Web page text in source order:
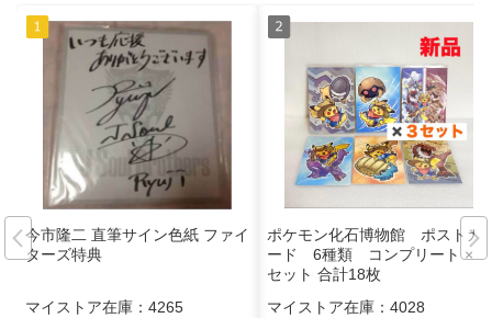
今市隆二 直筆サイン色紙 ファイ
ターズ特典
マイストア在庫： 4265
ポケモン化石博物館 ポストカ
ード 6種類 コンプリート × 3
セット 合計18枚
マイストア在庫： 4028